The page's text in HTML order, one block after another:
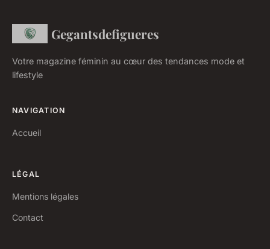
Gegantsdefigueres
Votre magazine féminin au cœur des tendances mode et
lifestyle
NAVIGATION
Accueil
LÉGAL
Mentions légales
Contact